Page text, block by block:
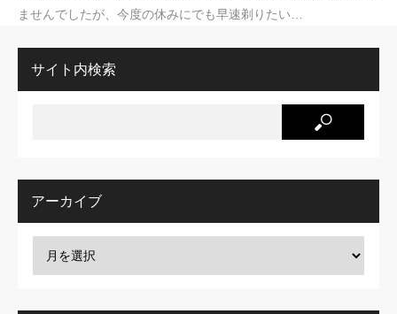
ませんでしたが、今度の休みにでも早速剃りたい…
サイト内検索
アーカイブ